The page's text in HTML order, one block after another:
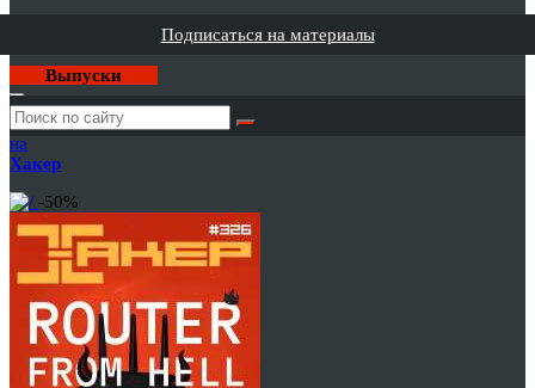
Подписаться на материалы
Выпуски
Годовая
подписка
на
Хакер
-50%